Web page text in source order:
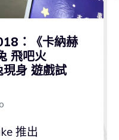
：《卡納赫
飛吧火
身 遊戲試
推出